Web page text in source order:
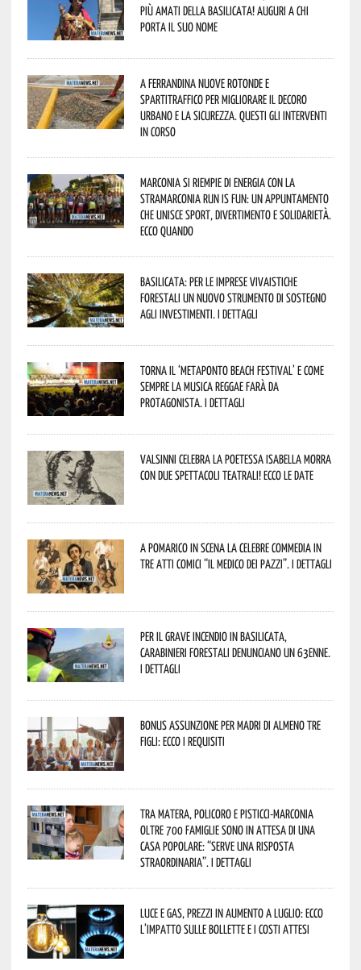
più amati della Basilicata! Auguri a chi
porta il suo nome
A Ferrandina nuove rotonde e
spartitraffico per migliorare il decoro
urbano e la sicurezza. Questi gli interventi
in corso
Marconia si riempie di energia con la
StraMarconia Run is Fun: un appuntamento
che unisce sport, divertimento e solidarietà.
Ecco quando
Basilicata: per le imprese vivaistiche
forestali un nuovo strumento di sostegno
agli investimenti. I dettagli
Torna il ‘Metaponto beach festival’ e come
sempre la musica reggae farà da
protagonista. I dettagli
Valsinni celebra la poetessa Isabella Morra
con due spettacoli teatrali! Ecco le date
A Pomarico in scena la celebre commedia in
tre atti comici “Il medico dei pazzi”. I dettagli
Per il grave incendio in Basilicata,
Carabinieri forestali denunciano un 63enne.
I dettagli
Bonus assunzione per madri di almeno tre
figli: ecco i requisiti
Tra Matera, Policoro e Pisticci-Marconia
oltre 700 famiglie sono in attesa di una
casa popolare: “serve una risposta
straordinaria”. I dettagli
Luce e gas, prezzi in aumento a luglio: ecco
l’impatto sulle bollette e i costi attesi